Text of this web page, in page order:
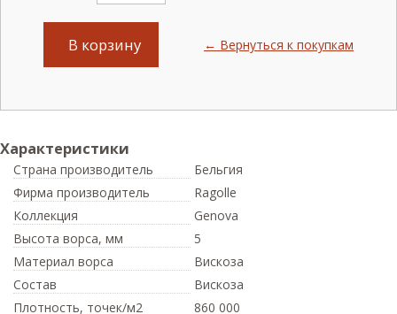
В корзину ← Вернуться к покупкам
Характеристики
Страна производитель
Бельгия
Фирма производитель
Ragolle
Коллекция
Genova
Высота ворса, мм
5
Материал ворса
Вискоза
Состав
Вискоза
Плотность, точек/м2 860 000